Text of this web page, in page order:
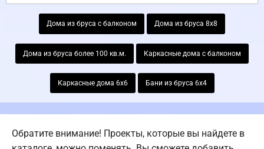
Дома из бруса с балконом Дома из бруса 8х8
Дома из бруса более 100 кв.м. Каркасные дома с балконом
Каркасные дома 6х6 Бани из бруса 6х4
Обратите внимание! Проекты, которые вы найдете в